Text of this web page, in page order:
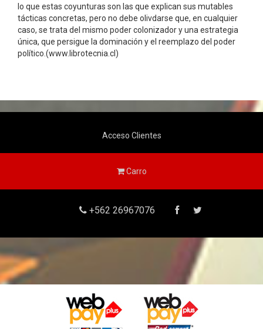
lo que estas coyunturas son las que explican sus mutables
tácticas concretas, pero no debe olivdarse que, en cualquier
caso, se trata del mismo poder colonizador y una estrategia
única, que persigue la dominación y el reemplazo del poder
político.(www.librotecnia.cl)
Acceso Clientes
Carro
+562 26967076